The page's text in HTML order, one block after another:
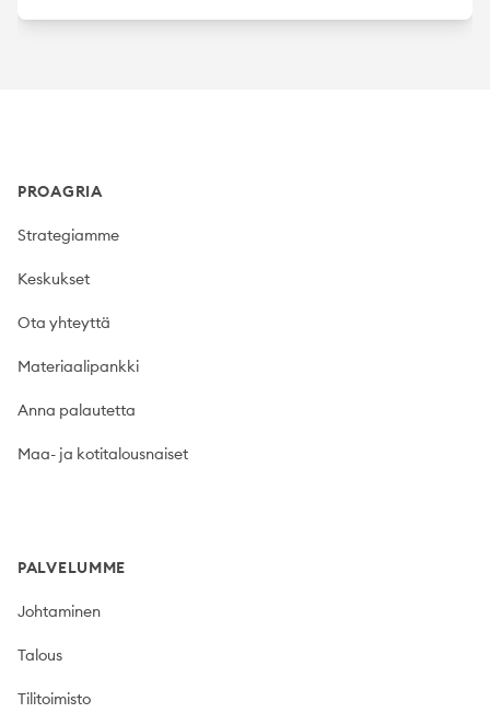
PROAGRIA
Strategiamme
Keskukset
Ota yhteyttä
Materiaalipankki
Anna palautetta
Maa- ja kotitalousnaiset
PALVELUMME
Johtaminen
Talous
Tilitoimisto